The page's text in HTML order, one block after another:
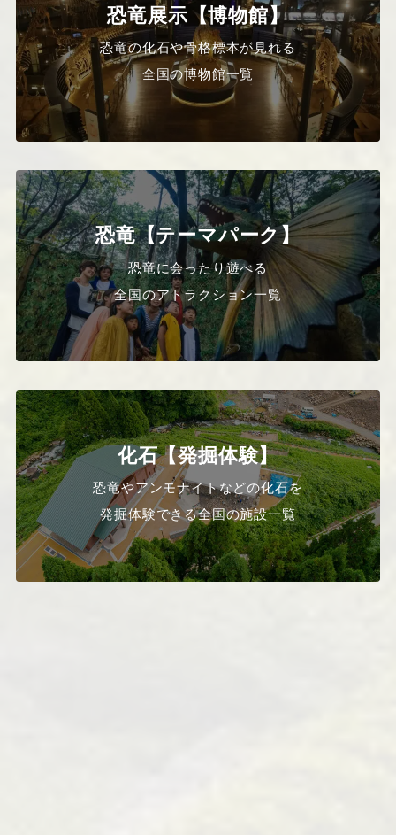
恐竜展示【博物館】
恐竜の化石や骨格標本が見れる
全国の博物館一覧
恐竜【テーマパーク】
恐竜に会ったり遊べる
全国のアトラクション一覧
化石【発掘体験】
恐竜やアンモナイトなどの化石を
発掘体験できる全国の施設一覧